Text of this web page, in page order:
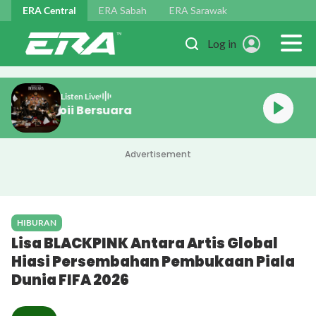
Skip to main content
ERA Central ERA Sabah ERA Sarawak
Log in
Listen Live
Yonnyboii Bersuara
Advertisement
HIBURAN
Lisa BLACKPINK Antara Artis Global
Hiasi Persembahan Pembukaan Piala
Dunia FIFA 2026